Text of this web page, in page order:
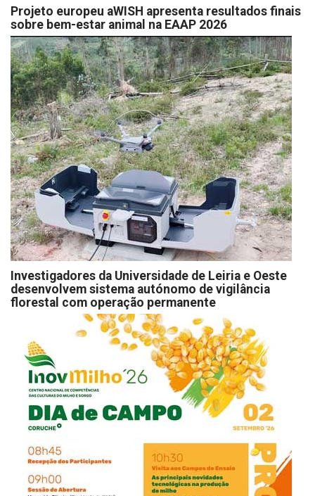
Projeto europeu aWISH apresenta resultados finais
sobre bem-estar animal na EAAP 2026
Investigadores da Universidade de Leiria e Oeste
desenvolvem sistema autónomo de vigilância
florestal com operação permanente